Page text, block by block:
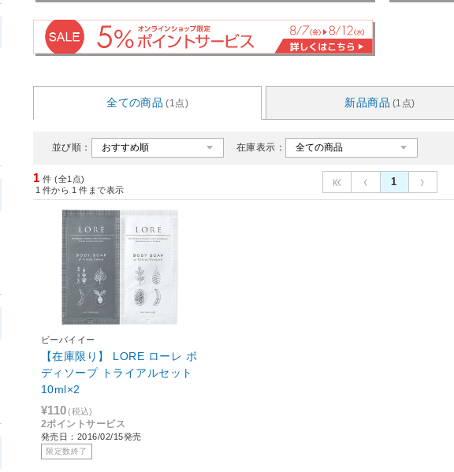
全ての商品 (1点) 新品商品 (1点)
並び順： 在庫表示：
1 件 (全1点)
1 件から 1 件まで表示
1
ビーバイイー
【在庫限り】 LORE ローレ ボ
ディソープ トライアルセット
10ml×2
¥110 (税込)
2ポイントサービス
発売日：2016/02/15発売
限定数終了